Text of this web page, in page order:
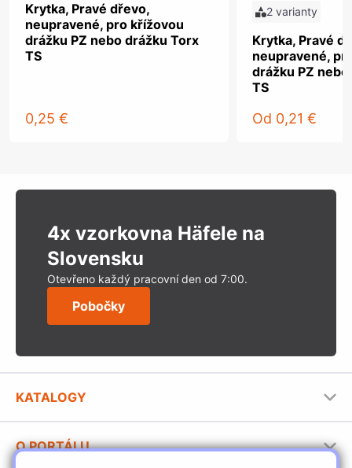
Krytka, Pravé dřevo,
neupravené, pro křížovou
drážku PZ nebo drážku Torx
TS
0,25 €
2 varianty
Krytka, Pravé
neupravené,
drážku PZ
TS
Od 0,21 €
4x vzorkovna Häfele na
Slovensku
Otevřeno každý pracovní den od 7:00.
Pobočky
KATALOGY
Stavební katalog Häfele
O PORTÁLU